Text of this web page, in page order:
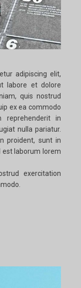
adipiscing elit,
labore et dolore
quis nostrud
ex ea commodo
reprehenderit in
nulla pariatur.
proident, sunt in
est laborum lorem
exercitation